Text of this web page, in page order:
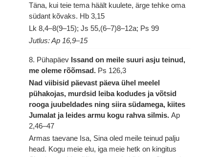
Täna, kui teie tema häält kuulete, ärge tehke oma
südant kõvaks. Hb 3,15
Lk 8,4–8(9–15); Js 55,(6–7)8–12a; Ps 99
Jutlus: Ap 16,9–15
8. Pühapäev Issand on meile suuri asju teinud,
me oleme rõõmsad. Ps 126,3
Nad viibisid päevast päeva ühel meelel
pühakojas, murdsid leiba kodudes ja võtsid
rooga juubeldades ning siira südamega, kiites
Jumalat ja leides armu kogu rahva silmis.Ap
2,46–47
Armas taevane Isa, Sina oled meile teinud palju
head. Kogu meie elu, iga meie hetk on kingitus